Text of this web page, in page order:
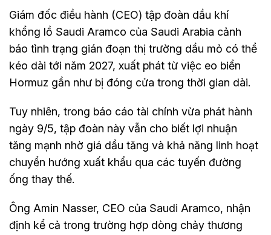
Giám đốc điều hành (CEO) tập đoàn dầu khí
khổng lồ Saudi Aramco của Saudi Arabia cảnh
báo tình trạng gián đoạn thị trường dầu mỏ có thể
kéo dài tới năm 2027, xuất phát từ việc eo biển
Hormuz gần như bị đóng cửa trong thời gian dài.
Tuy nhiên, trong báo cáo tài chính vừa phát hành
ngày 9/5, tập đoàn này vẫn cho biết lợi nhuận
tăng mạnh nhờ giá dầu tăng và khả năng linh hoạt
chuyển hướng xuất khẩu qua các tuyến đường
ống thay thế.
Ông Amin Nasser, CEO của Saudi Aramco, nhận
định kể cả trong trường hợp dòng chảy thương